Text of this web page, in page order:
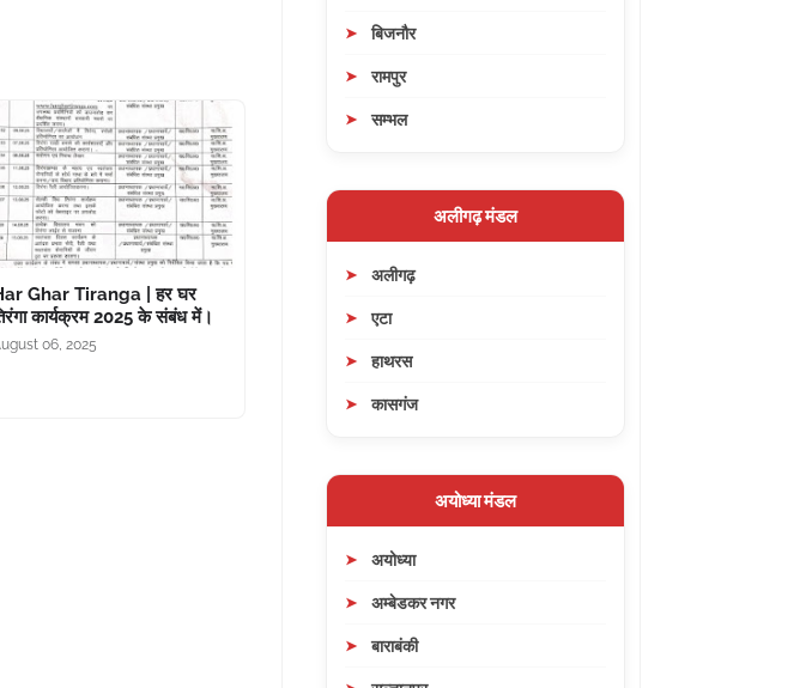
Ghar Tiranga | हर घर
कार्यक्रम 2025 के संबंध में।
06, 2025
बिजनौर
रामपुर
सम्भल
अलीगढ़ मंडल
अलीगढ़
एटा
हाथरस
कासगंज
अयोध्या मंडल
अयोध्या
अम्बेडकर नगर
बाराबंकी